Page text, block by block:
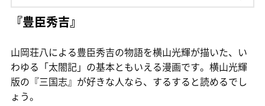
『豊臣秀吉』
山岡荘八による豊臣秀吉の物語を横山光輝が描いた、い
わゆる「太閤記」の基本ともいえる漫画です。横山光輝
版の『三国志』が好きな人なら、するすると読めるでし
ょう。